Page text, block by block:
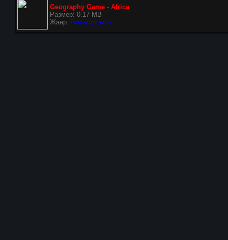
Geography Game - Africa
Размер: 0.17 MB
Жанр: Головоломки